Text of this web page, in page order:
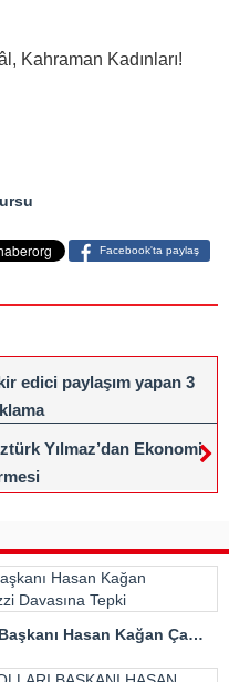
Kahraman Kadınları!
Facebook'ta paylaş
edici paylaşım yapan 3
Yılmaz’dan Ekonomi
İYİ Parti Trabzon Gençlik Kolları Başkanı Hasan Kağan Çakıroğlu’ndan Mattia Ahmet Minguzzi Davasına Tepki